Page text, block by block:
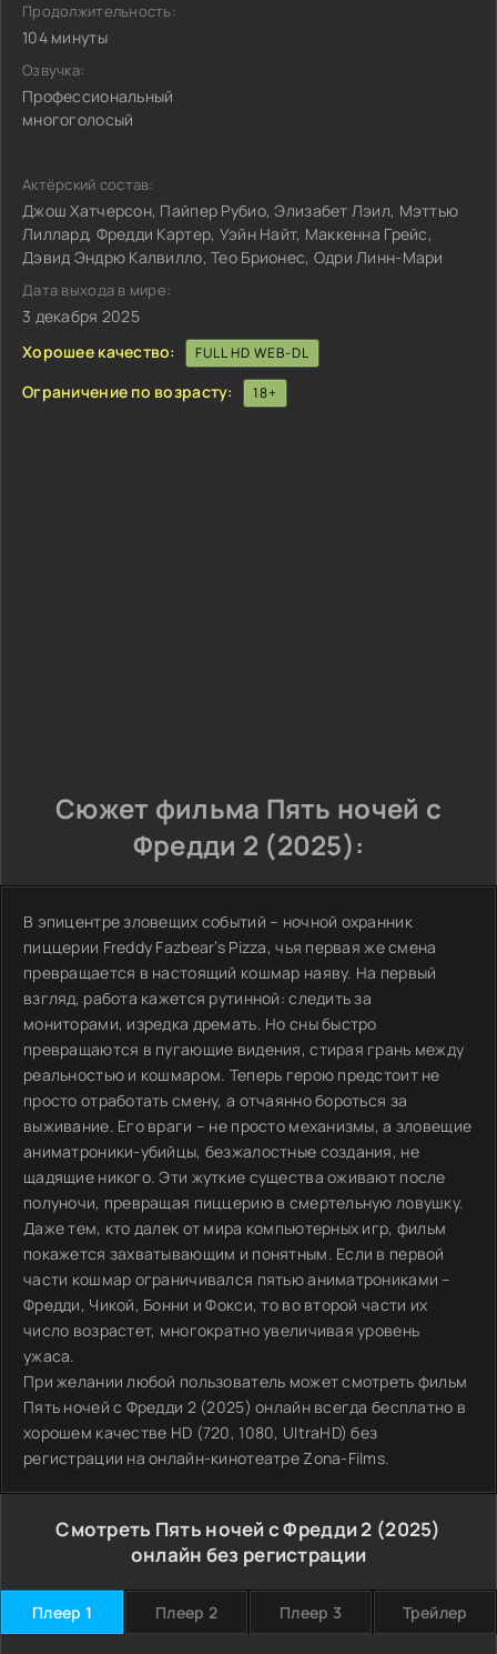
Продолжительность:
104 минуты
Озвучка:
Профессиональный
многоголосый
Актёрский состав:
Джош Хатчерсон, Пайпер Рубио, Элизабет Лэил, Мэттью
Лиллард, Фредди Картер, Уэйн Найт, Маккенна Грейс,
Дэвид Эндрю Калвилло, Тео Брионес, Одри Линн-Мари
Дата выхода в мире:
3 декабря 2025
Хорошее качество:
FULL HD WEB-DL
Ограничение по возрасту: 18+
Сюжет фильма Пять ночей с
Фредди 2 (2025):
В эпицентре зловещих событий – ночной охранник
пиццерии Freddy Fazbear’s Pizza, чья первая же смена
превращается в настоящий кошмар наяву. На первый
взгляд, работа кажется рутинной: следить за
мониторами, изредка дремать. Но сны быстро
превращаются в пугающие видения, стирая грань между
реальностью и кошмаром. Теперь герою предстоит не
просто отработать смену, а отчаянно бороться за
выживание. Его враги – не просто механизмы, а зловещие
аниматроники-убийцы, безжалостные создания, не
щадящие никого. Эти жуткие существа оживают после
полуночи, превращая пиццерию в смертельную ловушку.
Даже тем, кто далек от мира компьютерных игр, фильм
покажется захватывающим и понятным. Если в первой
части кошмар ограничивался пятью аниматрониками –
Фредди, Чикой, Бонни и Фокси, то во второй части их
число возрастет, многократно увеличивая уровень
ужаса.
При желании любой пользователь может смотреть фильм
Пять ночей с Фредди 2 (2025) онлайн всегда бесплатно в
хорошем качестве HD (720, 1080, UltraHD) без
регистрации на онлайн-кинотеатре Zona-Films.
Смотреть Пять ночей с Фредди 2 (2025)
онлайн без регистрации
Плеер 1 Плеер 2 Плеер 3 Трейлер